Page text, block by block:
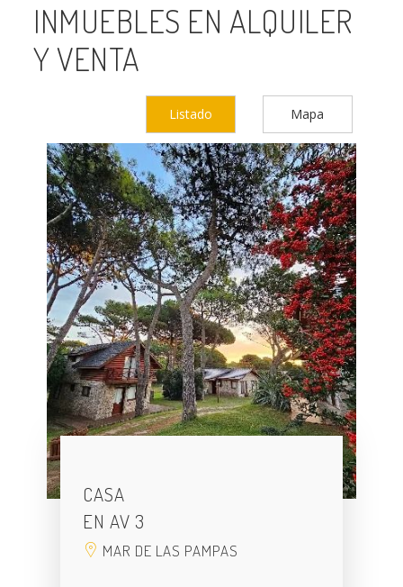
INMUEBLES EN ALQUILER
Y VENTA
Listado Mapa
CASA
EN AV 3
MAR DE LAS PAMPAS